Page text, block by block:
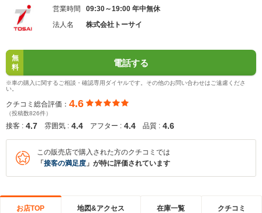
営業時間
09:30～19:00 年中無休
法人名
株式会社トーサイ
無
料
電話する
※車の購入に関するご相談・確認専用ダイヤルです。その他のお問い合わせはご遠慮くださ
い。
クチコミ総合評価： 4.6
（投稿数826件）
接客 : 4.7 雰囲気 : 4.4 アフター : 4.4 品質 : 4.6
この販売店で購入された方のクチコミでは
「 接客の満足度 」が特に評価されています
お店TOP 地図&アクセス 在庫一覧 クチコミ